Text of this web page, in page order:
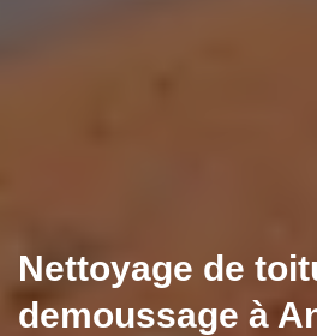
Nettoyage de
demoussage à